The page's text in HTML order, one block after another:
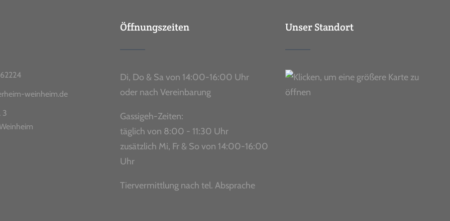
weinheim.de
3
Öffnungszeiten
Di, Do & Sa von 14:00-16:00 Uhr
oder nach Vereinbarung
Gassigeh-Zeiten:
täglich von 8:00 - 11:30 Uhr
zusätzlich Mi, Fr & So von 14:00-16:00
Uhr
Tiervermittlung nach tel. Absprache
Unser Standort